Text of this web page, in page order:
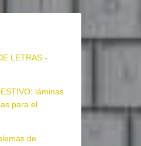
LETRAS -
láminas
para el
de